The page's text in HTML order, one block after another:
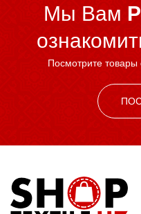
Мы Вам
Посмотрите